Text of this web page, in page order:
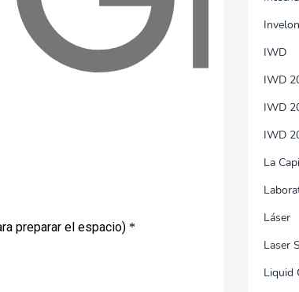
Invelon
IWD
IWD
IWD
IWD
La
Láser
Laser
Liquid